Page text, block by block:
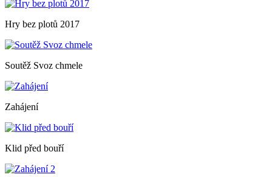
Hry bez plotů 2017
Soutěž Svoz chmele
Zahájení
Klid před bouří